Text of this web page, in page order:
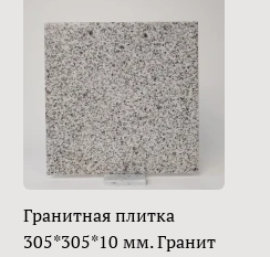
Гранитная плитка
305*305*10 мм. Гранит